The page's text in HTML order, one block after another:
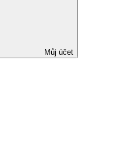
Můj účet